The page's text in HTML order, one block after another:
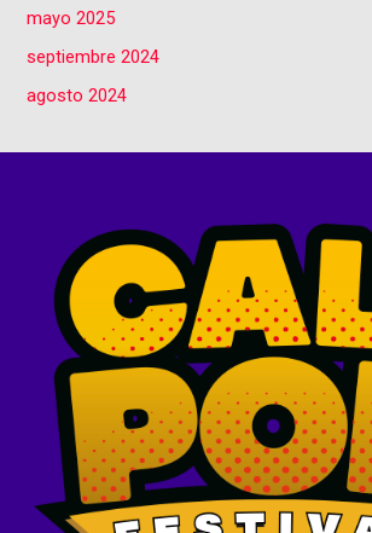
mayo 2025
septiembre 2024
agosto 2024